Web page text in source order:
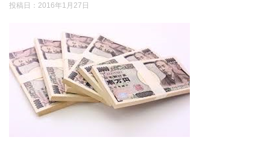
投稿日： 2016年1月27日